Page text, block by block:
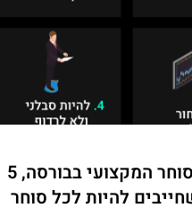
כלים לסוחר המקצועי בבורסה, 5
להיות לכל סוחר